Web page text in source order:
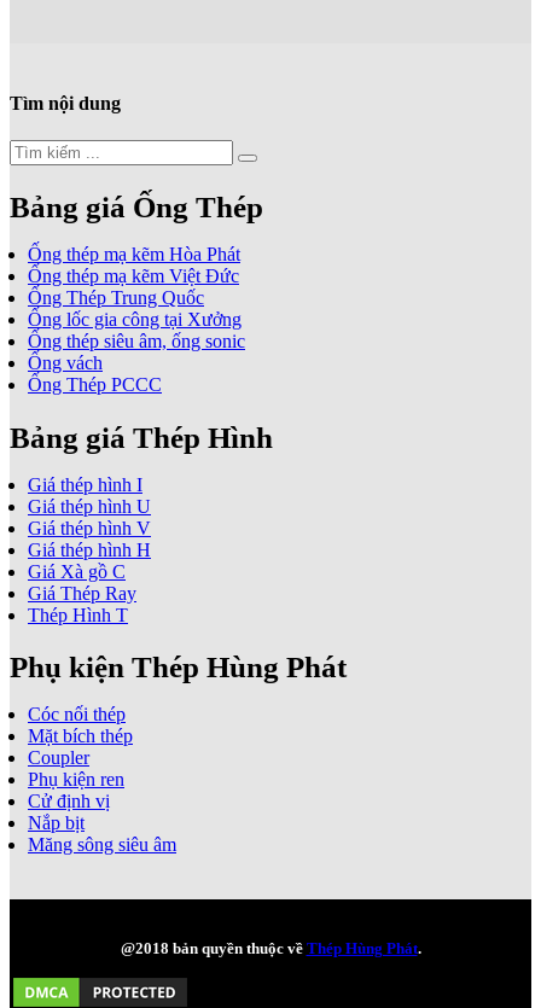
Tìm nội dung
Bảng giá Ống Thép
Ống thép mạ kẽm Hòa Phát
Ống thép mạ kẽm Việt Đức
Ống Thép Trung Quốc
Ống lốc gia công tại Xưởng
Ống thép siêu âm, ống sonic
Ống vách
Ống Thép PCCC
Bảng giá Thép Hình
Giá thép hình I
Giá thép hình U
Giá thép hình V
Giá thép hình H
Giá Xà gồ C
Giá Thép Ray
Thép Hình T
Phụ kiện Thép Hùng Phát
Cóc nối thép
Mặt bích thép
Coupler
Phụ kiện ren
Cử định vị
Nắp bịt
Măng sông siêu âm
@2018 bản quyền thuộc về Thép Hùng Phát.